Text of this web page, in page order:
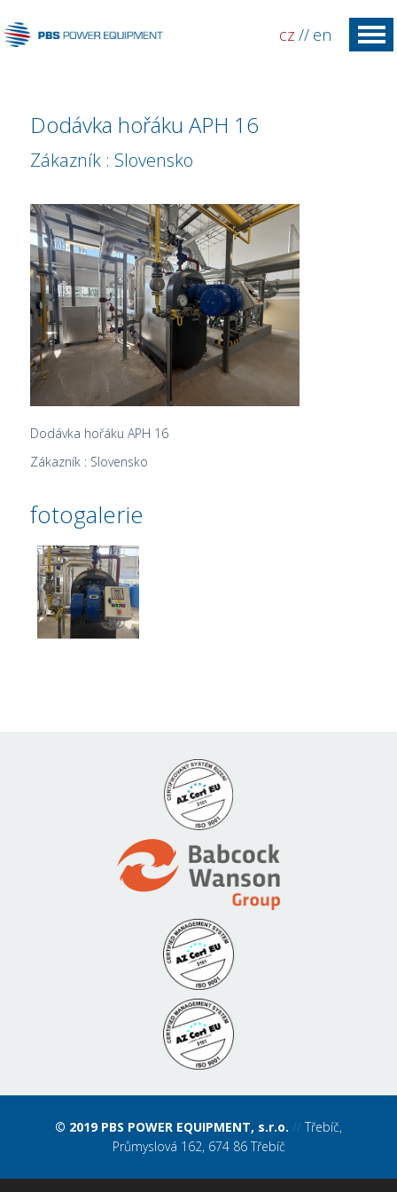
cz // en
Dodávka hořáku APH 16
Zákazník : Slovensko
Dodávka hořáku APH 16
Zákazník : Slovensko
fotogalerie
© 2019 PBS POWER EQUIPMENT, s.r.o. // Třebíč,
Průmyslová 162, 674 86 Třebíč